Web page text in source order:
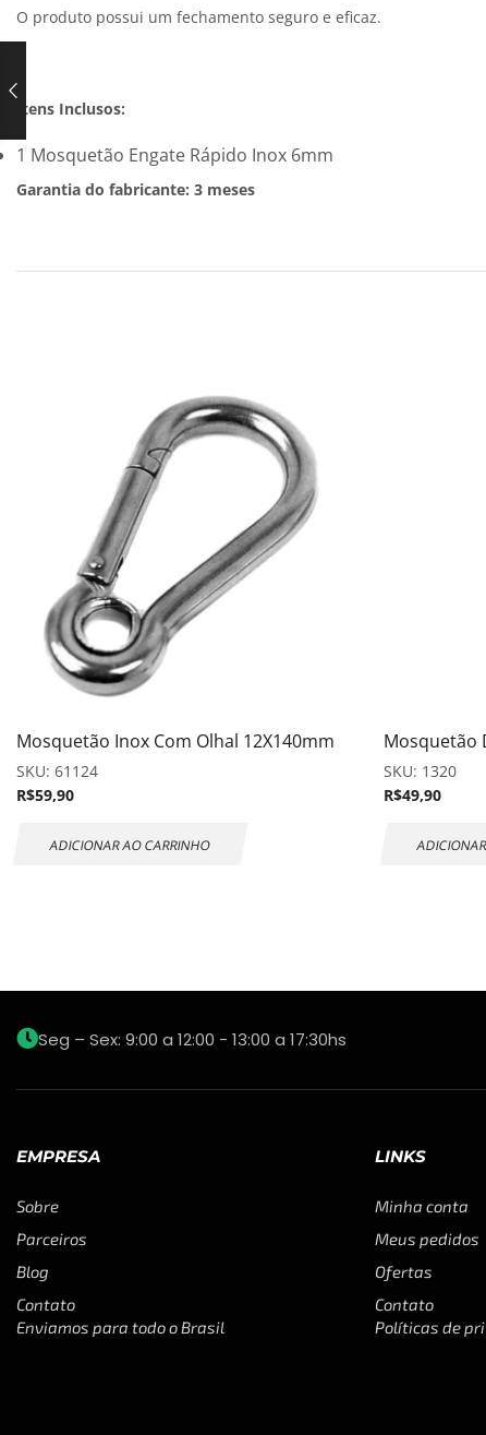
O produto possui um fechamento seguro e eficaz.
Itens Inclusos:
1 Mosquetão Engate Rápido Inox 6mm
Garantia do fabricante: 3 meses
Mosquetão Inox Com Olhal 12X140mm
SKU: 61124
R$59,90
ADICIONAR AO CARRINHO
Mosquetão
SKU: 1320
R$49,90
Seg – Sex: 9:00 a 12:00 - 13:00 a 17:30hs
EMPRESA
Sobre
Parceiros
Blog
Contato
Enviamos para todo o Brasil
LINKS
Minha conta
Meus pedidos
Ofertas
Contato
Políticas de